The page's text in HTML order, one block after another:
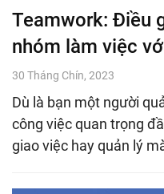
Teamwork: Điều
nhóm làm việc
30 Tháng Chín, 2023
Dù là bạn một người
công việc quan trọng
giao việc hay quản lý